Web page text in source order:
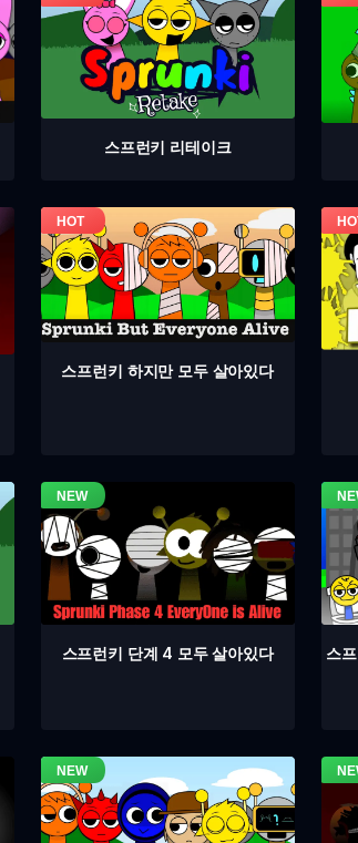
스프런키 리테이크
스프런키 하지만 모두 살아있다
스프런키 단계 4 모두 살아있다 스